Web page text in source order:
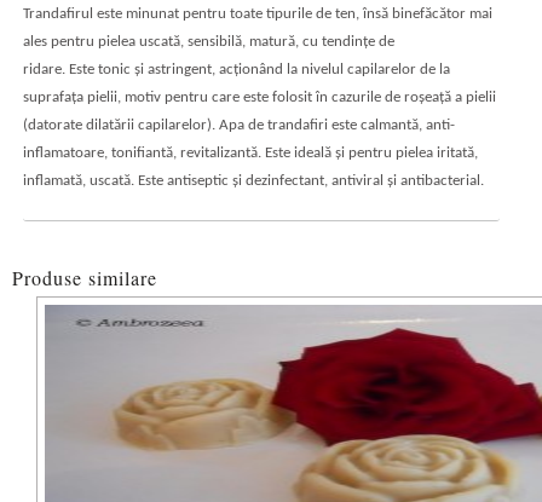
Trandafirul este minunat pentru toate tipurile de ten, însă binefăcător mai
ales pentru pielea uscată, sensibilă, matură, cu tendinţe de
ridare. Este tonic şi astringent, acţionând la nivelul capilarelor de la
suprafaţa pielii, motiv pentru care este folosit în cazurile de roşeaţă a pielii
(datorate dilatării capilarelor). Apa de trandafiri este calmantă, anti-
inflamatoare, tonifiantă, revitalizantă. Este ideală şi pentru pielea iritată,
inflamată, uscată. Este antiseptic şi dezinfectant, antiviral şi antibacterial.
Produse similare